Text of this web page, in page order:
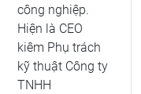
công nghiệp.
Hiện là CEO
kiêm Phụ trách
kỹ thuật Công ty
TNHH